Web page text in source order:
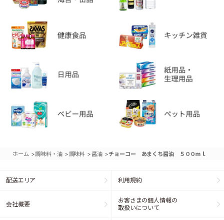
ホーム >調味料・油 >調味料 >醤油 >チョーコー あまくち醤油 ５００ｍｌ
配送エリア 利用規約
会社概要
お客さまの個人情報の
取扱いについて